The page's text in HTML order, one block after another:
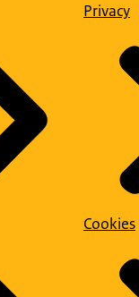
Privacy
Cookies